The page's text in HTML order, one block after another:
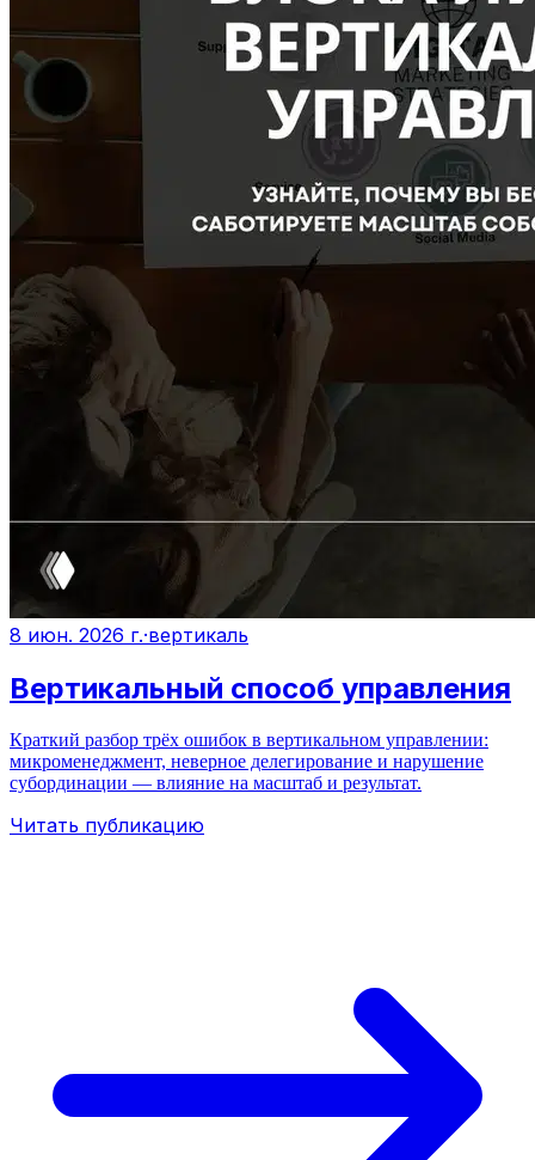
8 июн. 2026 г.·вертикаль
Вертикальный способ управления
Краткий разбор трёх ошибок в вертикальном управлении:
микроменеджмент, неверное делегирование и нарушение
субординации — влияние на масштаб и результат.
Читать публикацию